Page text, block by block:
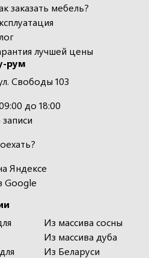
Из массива сосны
Из массива дуба
Из Беларуси
заказать мебель?
лучшей цены
рум
Свободы 103
до 18:00
Яндексе
Google